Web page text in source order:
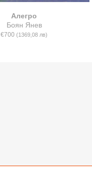
Алегро
Боян Янев
€700(1369,08 лв)